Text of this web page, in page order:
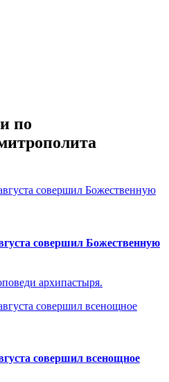
по
совершил Божественную
архипастыря.
совершил всенощное